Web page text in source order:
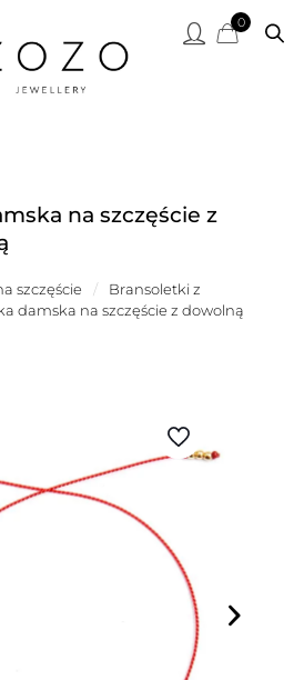
0
na szczęście z
szczęście /
Bransoletki z
damska na szczęście z dowolną